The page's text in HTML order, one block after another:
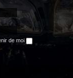
de moi